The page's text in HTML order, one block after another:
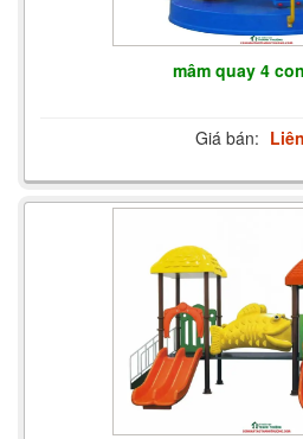
mâm quay 4
Giá bán: